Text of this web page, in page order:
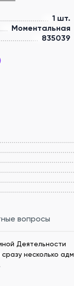
1 шт.
Моментальная
835039
вопросы
Деятельности
несколько